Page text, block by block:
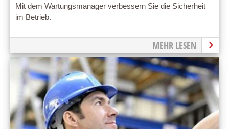
Mit dem Wartungsmanager verbessern Sie die Sicherheit
im Betrieb.
MEHR LESEN